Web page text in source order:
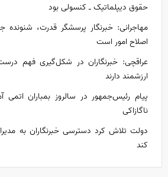
حقوق دیپلماتیک ـ کنسولی بود
مهاجرانی: خبرنگار پرسشگر قدرت،
اصلاح امور است
عراقچی: خبرنگاران در شکل‌گیری فهم
ارزشمند دارند
پیام رئیس‌جمهور در سالروز بمباران اتمی
ناگازاکی
دولت تلاش کرد دسترسی خبرنگاران به
کند